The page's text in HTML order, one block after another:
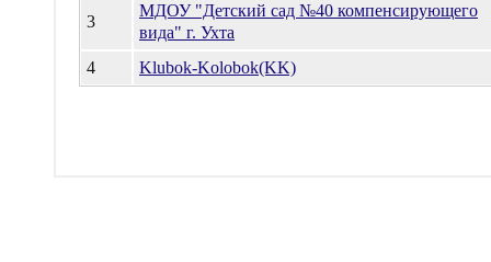
3
МДОУ "Детский сад №40 компенсирующего
вида" г. Ухта
4
Klubok-Kolobok(KK)